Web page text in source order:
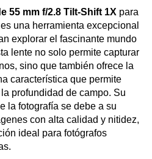
55 mm f/2.8 Tilt-Shift 1X para
una herramienta excepcional
explorar el fascinante mundo
lente no solo permite capturar
sino que también ofrece la
característica que permite
profundidad de campo. Su
la fotografía se debe a su
con alta calidad y nitidez,
ideal para fotógrafos